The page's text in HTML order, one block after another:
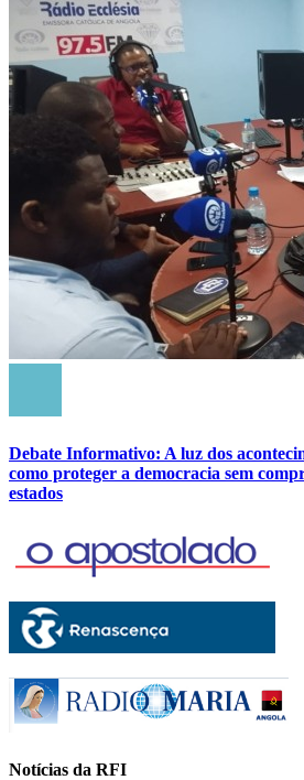
Debate Informativo: A luz dos
como proteger a democracia sem
estados
Notícias da RFI